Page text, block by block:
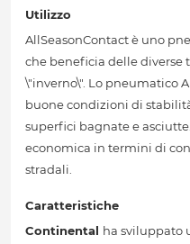
Utilizzo
AllSeasonContact è uno
che beneficia delle diverse
\"inverno\". Lo pneumatico
buone condizioni di
superfici bagnate e
economica in termini di
stradali.
Caratteristiche
Continental ha sviluppato